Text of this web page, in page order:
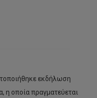
εκδήλωση
η οποία πραγματεύεται